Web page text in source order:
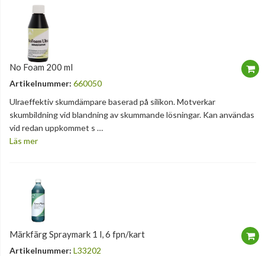
No Foam 200 ml
Artikelnummer: 660050
Ulraeffektiv skumdämpare baserad på silikon. Motverkar
skumbildning vid blandning av skummande lösningar. Kan användas
vid redan uppkommet s …
Läs mer
Märkfärg Spraymark 1 l, 6 fpn/kart
Artikelnummer: L33202